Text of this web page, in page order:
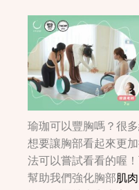
瑜珈可以豐胸嗎？很
想要讓胸部看起來更
法可以嘗試看看的喔
幫助我們強化胸部肌肉